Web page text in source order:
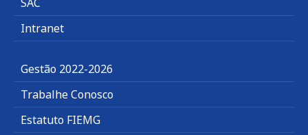
Intranet
Gestão 2022-2026
Trabalhe Conosco
Estatuto FIEMG